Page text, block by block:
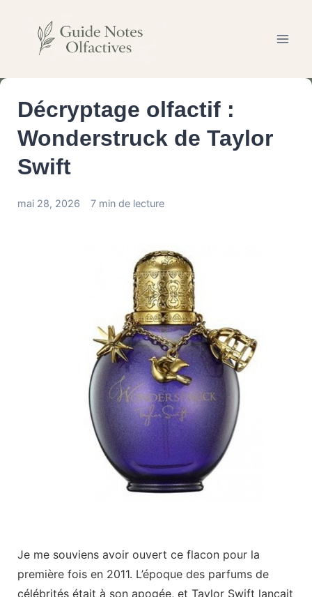
contenu
Décryptage olfactif :
Wonderstruck de Taylor
Swift
mai 28, 2026 7 min de lecture
Je me souviens avoir ouvert ce flacon pour la
première fois en 2011. L’époque des parfums de
célébrités était à son apogée, et Taylor Swift lançait